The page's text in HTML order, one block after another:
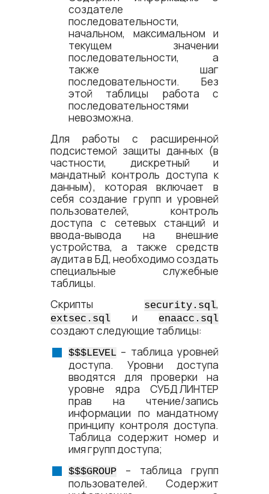
создателе
последовательности,
начальном, максимальном и
текущем значении
последовательности, а
также шаг
последовательности. Без
этой таблицы работа с
последовательностями
невозможна.
Для работы с расширенной
подсистемой защиты данных (в
частности, дискретный и
мандатный контроль доступа к
данным), которая включает в
себя создание групп и уровней
пользователей, контроль
доступа с сетевых станций и
ввода-вывода на внешние
устройства, а также средств
аудита в БД, необходимо создать
специальные служебные
таблицы.
Скрипты
security.sql,
extsec.sql и enaacc.sql
создают следующие таблицы:
$$$LEVEL – таблица уровней
доступа. Уровни доступа
вводятся для проверки на
уровне ядра СУБД ЛИНТЕР
прав на чтение/запись
информации по мандатному
принципу контроля доступа.
Таблица содержит номер и
имя групп доступа;
$$$GROUP
– таблица групп
пользователей. Содержит